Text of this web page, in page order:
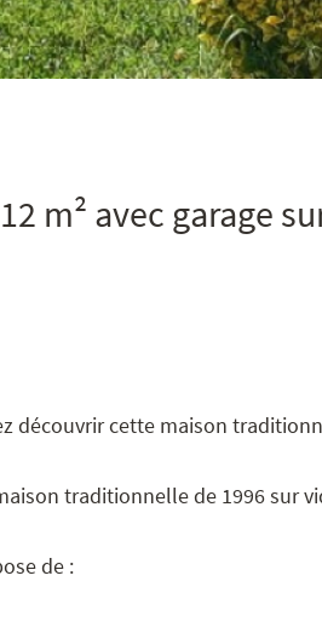
m² avec garage
découvrir cette maison
traditionnelle de 1996 sur
de :